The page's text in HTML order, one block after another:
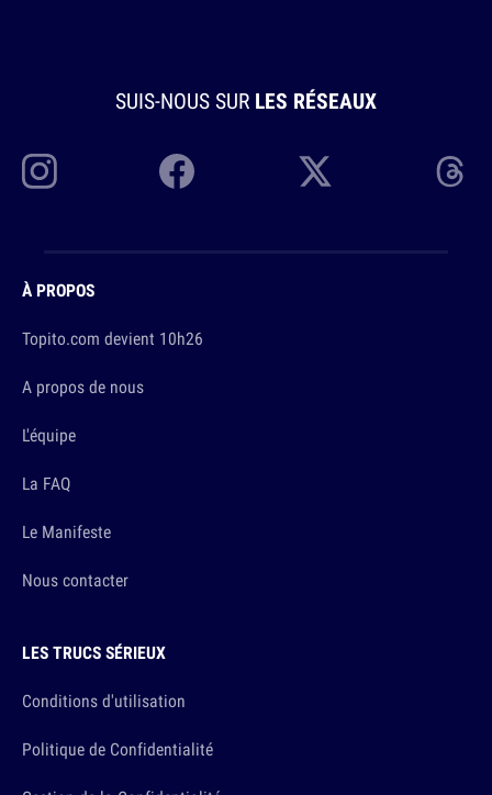
SUIS-NOUS SUR LES RÉSEAUX
À PROPOS
Topito.com devient 10h26
A propos de nous
L'équipe
La FAQ
Le Manifeste
Nous contacter
LES TRUCS SÉRIEUX
Conditions d'utilisation
Politique de Confidentialité